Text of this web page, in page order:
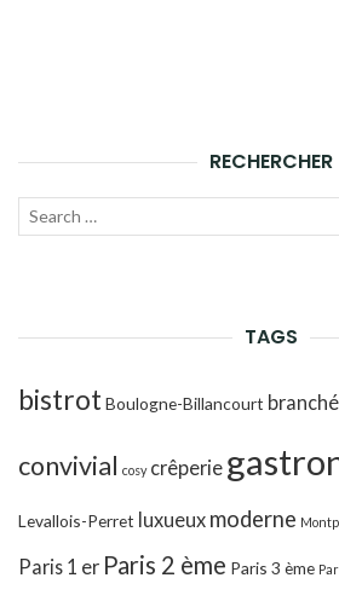
RECHERCHER
Recherche
TAGS
bistrot Boulogne-Billancourt branché
convivial cosy crêperie
Levallois-Perret luxueux moderne
Paris 1 er Paris 2 ème Paris 3 ème